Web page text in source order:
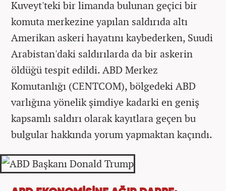
Kuveyt'teki bir limanda bulunan geçici bir
komuta merkezine yapılan saldırıda altı
Amerikan askeri hayatını kaybederken, Suudi
Arabistan'daki saldırılarda da bir askerin
öldüğü tespit edildi. ABD Merkez
Komutanlığı (CENTCOM), bölgedeki ABD
varlığına yönelik şimdiye kadarki en geniş
kapsamlı saldırı olarak kayıtlara geçen bu
bulgular hakkında yorum yapmaktan kaçındı.